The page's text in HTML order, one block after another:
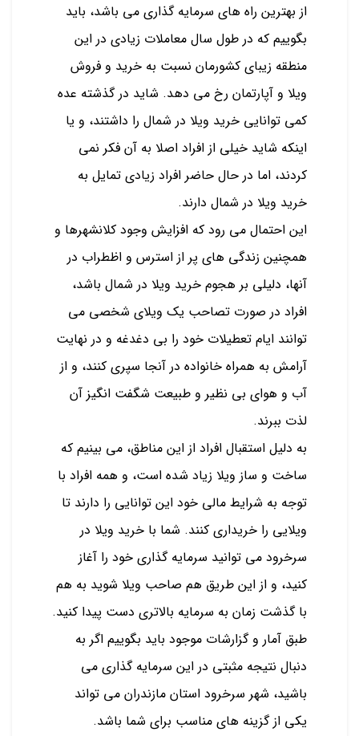
از بهترین راه های سرمایه گذاری می باشد، باید
بگوییم که در طول سال معاملات زیادی در این
منطقه زیبای کشورمان نسبت به خرید و فروش
ویلا و آپارتمان رخ می دهد. شاید در گذشته عده
کمی توانایی خرید ویلا در شمال را داشتند، و یا
اینکه شاید خیلی از افراد اصلا به آن فکر نمی
کردند، اما در حال حاضر افراد زیادی تمایل به
خرید ویلا در شمال دارند.
این احتمال می رود که افزایش وجود کلانشهرها و
همچنین زندگی های پر از استرس و اظطراب در
آنها، دلیلی بر هجوم خرید ویلا در شمال باشد،
افراد در صورت تصاحب یک ویلای شخصی می
توانند ایام تعطیلات خود را بی دغدغه و در نهایت
آرامش به همراه خانواده در آنجا سپری کنند، و از
آب و هوای بی نظیر و طبیعت شگفت انگیز آن
لذت ببرند.
به دلیل استقبال افراد از این مناطق، می بینیم که
ساخت و ساز ویلا زیاد شده است، و همه افراد با
توجه به شرایط مالی خود این توانایی را دارند تا
ویلایی را خریداری کنند. شما با خرید ویلا در
سرخرود می توانید سرمایه گذاری خود را آغاز
کنید، و از این طریق هم صاحب ویلا شوید به هم
با گذشت زمان به سرمایه بالاتری دست پیدا کنید.
طبق آمار و گزارشات موجود باید بگوییم اگر به
دنبال نتیجه مثبتی در این سرمایه گذاری می
باشید، شهر سرخرود استان مازندران می تواند
یکی از گزینه های مناسب برای شما باشد.